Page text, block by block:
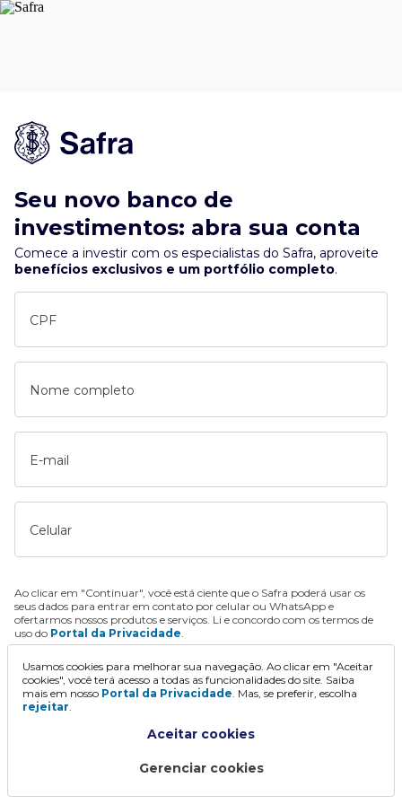
Seu novo banco de
investimentos: abra sua conta
Comece a investir com os especialistas do Safra, aproveite
benefícios exclusivos e um portfólio completo.
CPF
Nome completo
E-mail
Celular
Ao clicar em "Continuar", você está ciente que o Safra poderá usar os
seus dados para entrar em contato por celular ou WhatsApp e
ofertarmos nossos produtos e serviços. Li e concordo com os termos de
uso do Portal da Privacidade.
Continuar
Usamos cookies para melhorar sua navegação. Ao clicar em "Aceitar
cookies", você terá acesso a todas as funcionalidades do site. Saiba
mais em nosso Portal da Privacidade. Mas, se preferir, escolha
rejeitar.
Aceitar cookies
Gerenciar cookies